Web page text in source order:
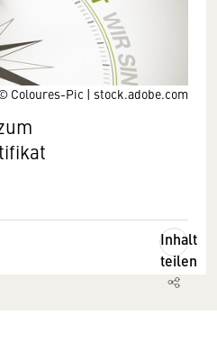
Coloures-Pic | stock.adobe.com
Inhalt
teilen